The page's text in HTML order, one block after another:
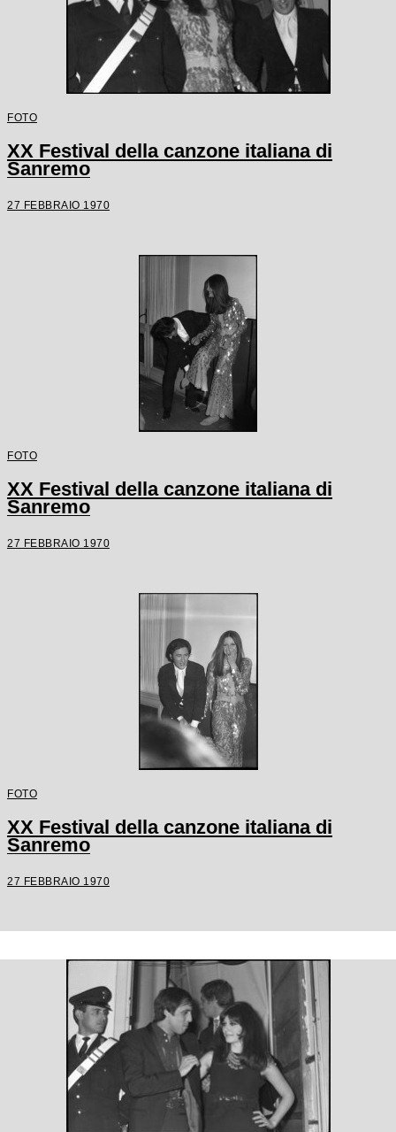
FOTO
XX Festival della canzone italiana di
Sanremo
27 FEBBRAIO 1970
FOTO
XX Festival della canzone italiana di
Sanremo
27 FEBBRAIO 1970
FOTO
XX Festival della canzone italiana di
Sanremo
27 FEBBRAIO 1970